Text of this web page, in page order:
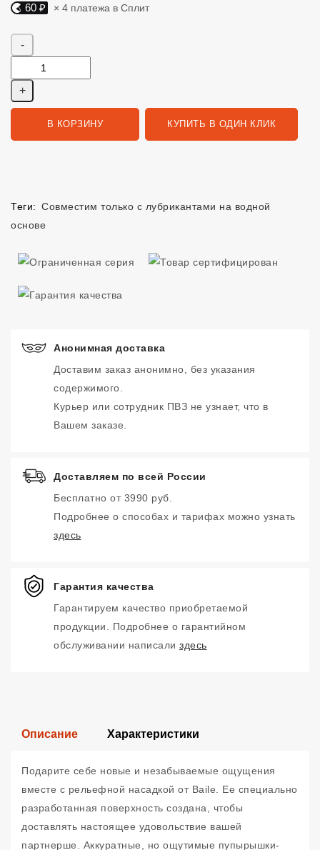
Яндекс Сплит. 60 руб, 4 платежа в Сплит
60 ₽ × 4 платежа в Сплит
В КОРЗИНУ КУПИТЬ В ОДИН КЛИК
Теги: Совместим только с лубрикантами на водной
основе
Анонимная доставка
Доставим заказ анонимно, без указания
содержимого.
Курьер или сотрудник ПВЗ не узнает, что в
Вашем заказе.
Доставляем по всей России
Бесплатно от 3990 руб.
Подробнее о способах и тарифах можно узнать
здесь
Гарантия качества
Гарантируем качество приобретаемой
продукции. Подробнее о гарантийном
обслуживании написали здесь
Описание Характеристики
Подарите себе новые и незабываемые ощущения
вместе с рельефной насадкой от Baile. Ее специально
разработанная поверхность создана, чтобы
доставлять настоящее удовольствие вашей
партнерше. Аккуратные, но ощутимые пупырышки-